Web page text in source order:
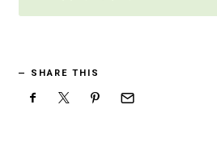
SHARE THIS